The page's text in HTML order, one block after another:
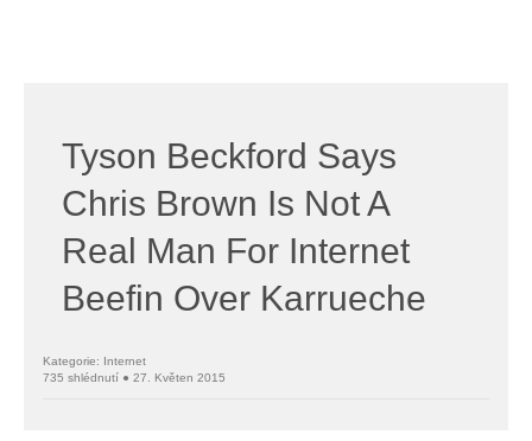
Tyson Beckford Says
Chris Brown Is Not A
Real Man For Internet
Beefin Over Karrueche
Kategorie: Internet
735 shlédnutí ● 27. Květen 2015